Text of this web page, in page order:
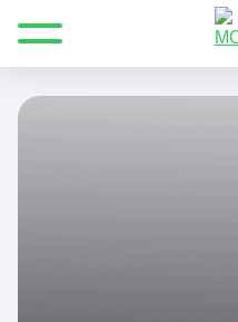
Все для Minecraft
Все что нужно знать о